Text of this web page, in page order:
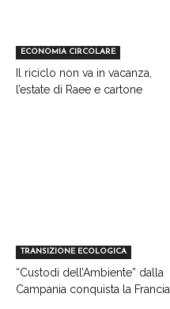
ECONOMIA CIRCOLARE
Il riciclo non va in vacanza,
l’estate di Raee e cartone
TRANSIZIONE ECOLOGICA
“Custodi dell’Ambiente” dalla
Campania conquista la Francia